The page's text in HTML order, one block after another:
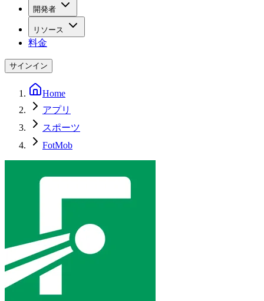
開発者
リソース
料金
サインイン
Home
アプリ
スポーツ
FotMob